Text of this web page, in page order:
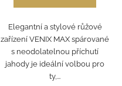
Elegantní a stylové růžové
zařízení VENIX MAX spárované
s neodolatelnou příchutí
jahody je ideální volbou pro
ty,...